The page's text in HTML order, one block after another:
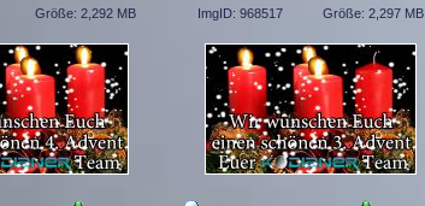
Größe: 2,292 MB ImgID: 968517 Größe: 2,297 MB